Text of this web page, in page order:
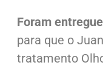
Foram
para que o
tratamento